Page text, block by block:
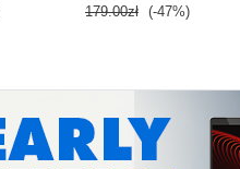
179.00zł (-47%)